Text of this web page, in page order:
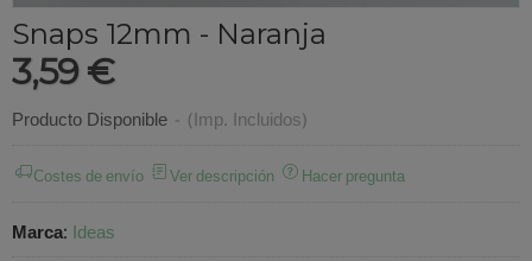
Snaps 12mm - Naranja
3,59 €
Producto Disponible - (Imp. Incluidos)
Costes de envío Ver descripción Hacer pregunta
Marca: Ideas